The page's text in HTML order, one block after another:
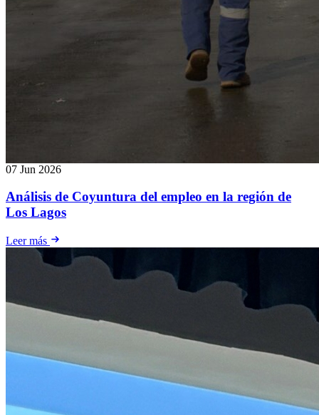
07 Jun 2026
Análisis de Coyuntura del empleo en la región de
Los Lagos
Leer más